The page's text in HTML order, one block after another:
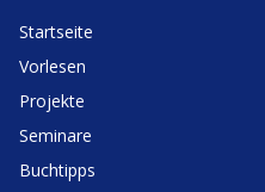
Start­seite
Vorlesen
Projekte
Seminare
Buchtipps